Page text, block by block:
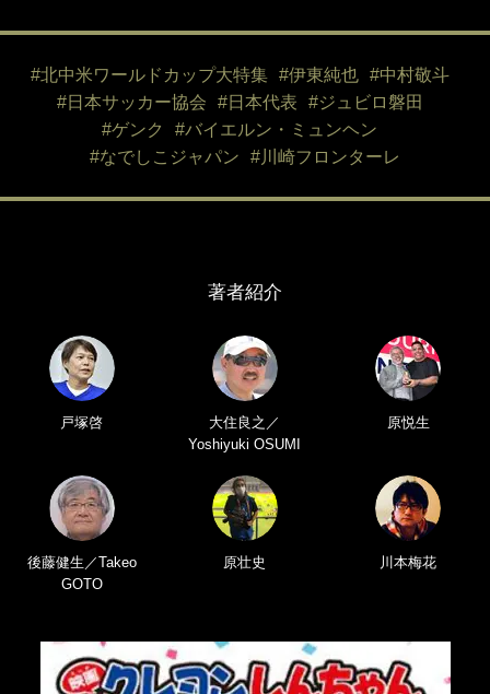
#北中米ワールドカップ大特集 #伊東純也
#中村敬斗
#日本サッカー協会
#日本代表
#ジュビロ磐田
#ゲンク
#バイエルン・ミュンヘン
#なでしこジャパン
#川崎フロンターレ
著者紹介
戸塚啓
大住良之／
Yoshiyuki OSUMI
原悦生
後藤健生／Takeo
GOTO
原壮史 川本梅花